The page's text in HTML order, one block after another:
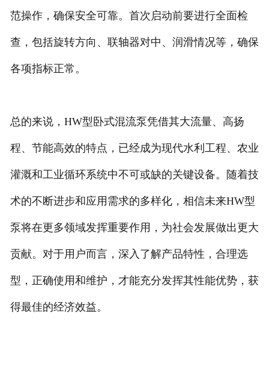
范操作，确保安全可靠。首次启动前要进行全面检
查，包括旋转方向、联轴器对中、润滑情况等，确保
各项指标正常。
总的来说，HW型卧式混流泵凭借其大流量、高扬
程、节能高效的特点，已经成为现代水利工程、农业
灌溉和工业循环系统中不可或缺的关键设备。随着技
术的不断进步和应用需求的多样化，相信未来HW型
泵将在更多领域发挥重要作用，为社会发展做出更大
贡献。对于用户而言，深入了解产品特性，合理选
型，正确使用和维护，才能充分发挥其性能优势，获
得最佳的经济效益。